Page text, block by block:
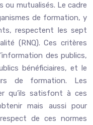
mutualisés. Le cadre
de formation, y
respectent les sept
(RNQ). Ces critères
des publics,
bénéficiaires, et le
de formation. Les
qu’ils satisfont à ces
mais aussi pour
de ces normes